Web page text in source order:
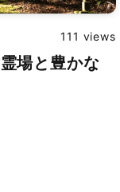
111 views
場と豊かな